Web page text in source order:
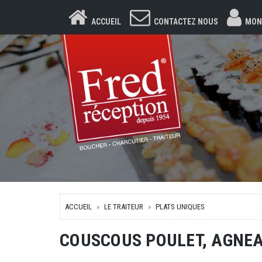
ACCUEIL CONTACTEZ NOUS
ACCUEIL LE TRAITEUR PLATS UNIQUES
COUSCOUS POULET,